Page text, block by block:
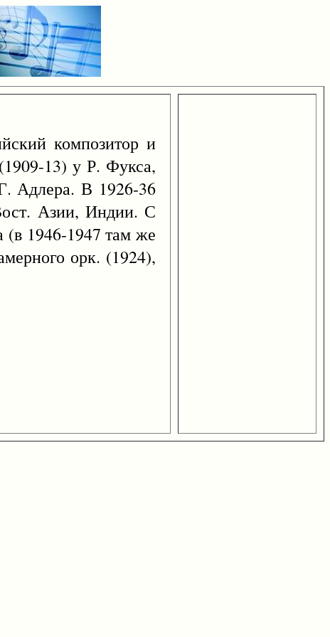
композитор и
13) у Р. Фукса,
Адлера. В 1926-36
Азии, Индии. С
(в 1946-1947 там же
орк. (1924),